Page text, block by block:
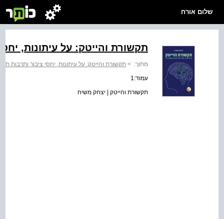
שלום אורח
תקשורת והייטק: על עיתונות,
מתוך: > תקשורת והייטק: על עיתונות, יחסי ציבור ותרבות
עמוד:1
תקשורת והייטק | יצחק משיח